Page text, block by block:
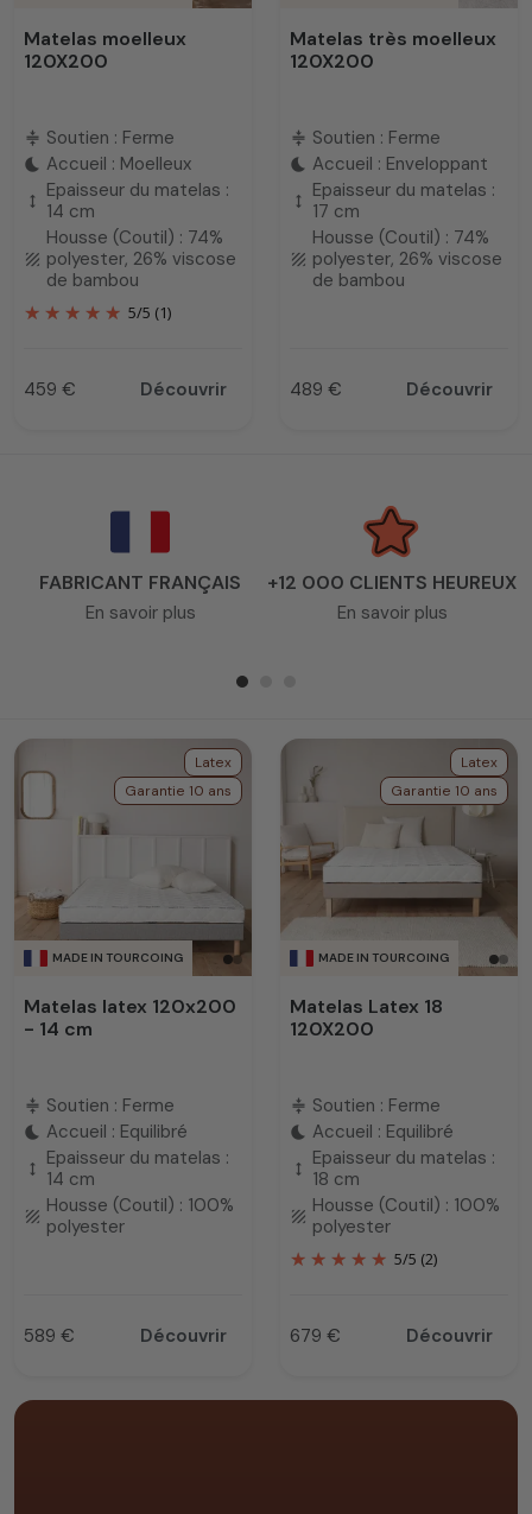
Matelas moelleux
120X200
compress Soutien : Ferme
bedtime Accueil : Moelleux
height
Epaisseur du matelas :
14 cm
texture
Housse (Coutil) : 74%
polyester, 26% viscose
de bambou
5/5 (1)
Prix
459 € Découvrir
Matelas très moelleux
120X200
compress Soutien : Ferme
bedtime Accueil : Enveloppant
height
Epaisseur du matelas :
17 cm
texture
Housse (Coutil) : 74%
polyester, 26% viscose
de bambou
Prix
489 € Découvrir
FABRICANT FRANÇAIS
En savoir plus
+12 000 CLIENTS HEUREUX
En savoir plus
MADE IN TOURCOING
Latex
Garantie 10 ans
Matelas latex 120x200
- 14 cm
compress Soutien : Ferme
bedtime Accueil : Equilibré
height
Epaisseur du matelas :
14 cm
texture Housse (Coutil) : 100%
polyester
Prix
589 € Découvrir
MADE IN TOURCOING
Latex
Garantie 10 ans
Matelas Latex 18
120X200
compress Soutien : Ferme
bedtime Accueil : Equilibré
height
Epaisseur du matelas :
18 cm
texture Housse (Coutil) : 100%
polyester
5/5 (2)
Prix
679 € Découvrir